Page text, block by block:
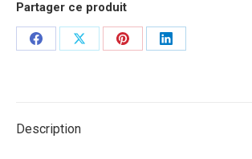
Partager ce produit
Share
Share
Share
Share
Description